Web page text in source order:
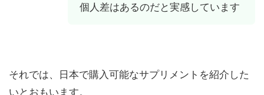
個人差はあるのだと実感しています
それでは、日本で購入可能なサプリメントを紹介した
いとおもいます。